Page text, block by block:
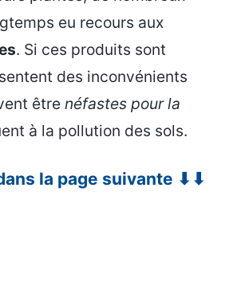
eu recours aux
. Si ces produits sont
des inconvénients
être néfastes pour la
à la pollution des sols.
la page suivante ⬇⬇